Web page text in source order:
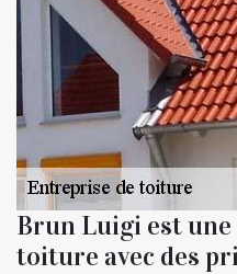
Brun Luigi est
toiture avec des